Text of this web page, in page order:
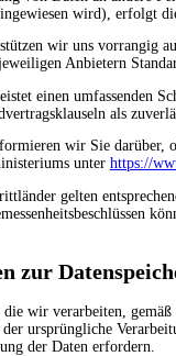
wird), erfolgt
wir uns vorrangig
Anbietern
einen umfassenden
als
wir Sie
unter https://
gelten
zur
die wir verarbeiten,
ursprüngliche
der Daten erfordern.